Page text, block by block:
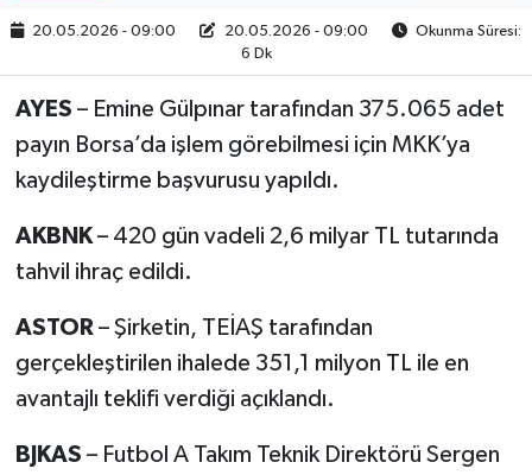
20.05.2026 - 09:00 20.05.2026 - 09:00
Okunma Süresi:
6 Dk
AYES – Emine Gülpınar tarafından 375.065 adet
payın Borsa’da işlem görebilmesi için MKK’ya
kaydileştirme başvurusu yapıldı.
AKBNK – 420 gün vadeli 2,6 milyar TL tutarında
tahvil ihraç edildi.
ASTOR – Şirketin, TEİAŞ tarafından
gerçekleştirilen ihalede 351,1 milyon TL ile en
avantajlı teklifi verdiği açıklandı.
BJKAS – Futbol A Takım Teknik Direktörü Sergen